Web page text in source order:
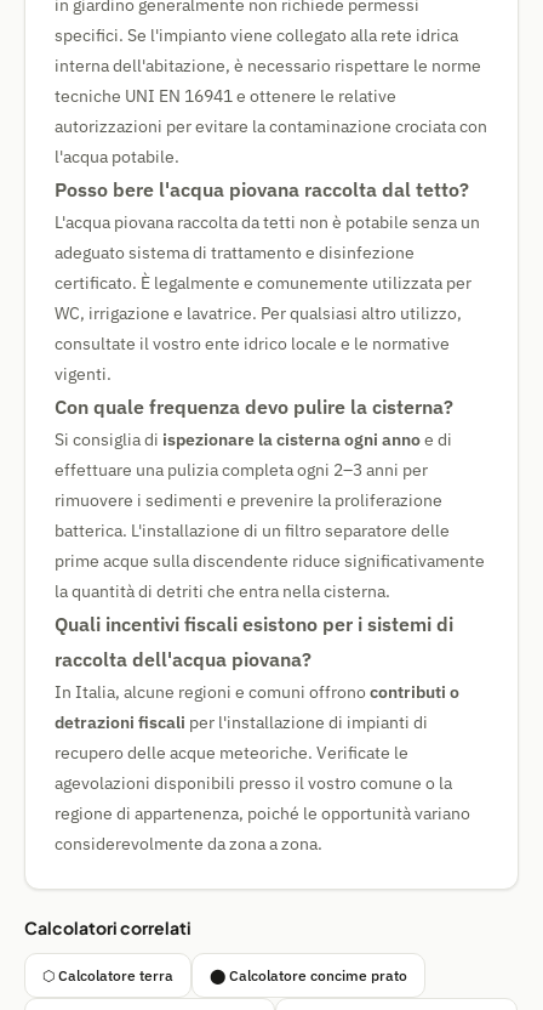
in giardino generalmente non richiede permessi
specifici. Se l'impianto viene collegato alla rete idrica
interna dell'abitazione, è necessario rispettare le norme
tecniche UNI EN 16941 e ottenere le relative
autorizzazioni per evitare la contaminazione crociata con
l'acqua potabile.
Posso bere l'acqua piovana raccolta dal tetto?
L'acqua piovana raccolta da tetti non è potabile senza un
adeguato sistema di trattamento e disinfezione
certificato. È legalmente e comunemente utilizzata per
WC, irrigazione e lavatrice. Per qualsiasi altro utilizzo,
consultate il vostro ente idrico locale e le normative
vigenti.
Con quale frequenza devo pulire la cisterna?
Si consiglia di ispezionare la cisterna ogni annoe di
effettuare una pulizia completa ogni 2–3 anni per
rimuovere i sedimenti e prevenire la proliferazione
batterica. L'installazione di un filtro separatore delle
prime acque sulla discendente riduce significativamente
la quantità di detriti che entra nella cisterna.
Quali incentivi fiscali esistono per i sistemi di
raccolta dell'acqua piovana?
In Italia, alcune regioni e comuni offronocontributi o
detrazioni fiscali per l'installazione di impianti di
recupero delle acque meteoriche. Verificate le
agevolazioni disponibili presso il vostro comune o la
regione di appartenenza, poiché le opportunità variano
considerevolmente da zona a zona.
Calcolatori correlati
⬡ Calcolatore terra ⬤ Calcolatore concime prato